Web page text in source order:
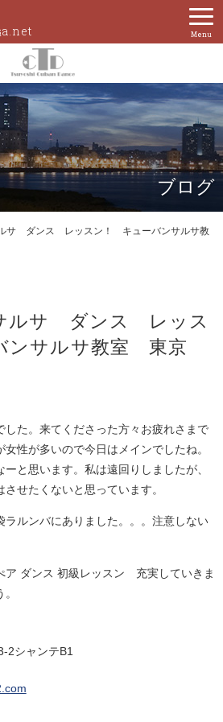
ブログ
サ ダンス レッスン！ キューバンサルサ教
ルサ ダンス レッス
ンサルサ教室 東京
した。来てくださった方々お疲れさまで
性が多いので今日はメインでしたね。
と思います。私は遠回りしましたが、
せたくないと思っています。
ラルンバにありました。。。注意しない
ダンス 初級レッスン 充実していきま
2シャンテB1